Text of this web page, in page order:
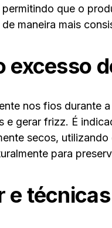
que o
maneira mais
excesso
nos fios durante
e gerar frizz. É
secos,
para
e